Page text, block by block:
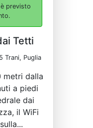
previsto
Tetti
Trani, Puglia
metri dalla
a piedi
dai
il WiFi